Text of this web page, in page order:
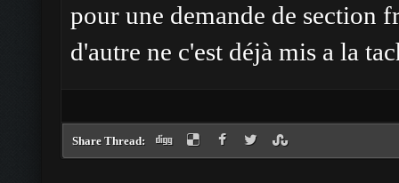
pour une demande de section
d'autre ne c'est déjà mis a la
Share Thread: